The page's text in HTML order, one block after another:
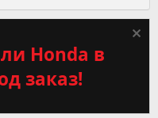
Honda в
заказ!